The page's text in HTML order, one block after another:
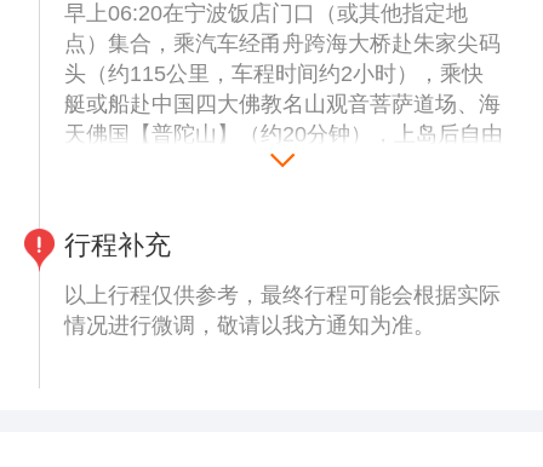
早上06:20在宁波饭店门口（或其他指定地
点）集合，乘汽车经甬舟跨海大桥赴朱家尖码
头（约115公里，车程时间约2小时），乘快
艇或船赴中国四大佛教名山观音菩萨道场、海
天佛国【普陀山】（约20分钟），上岛后自由
行，适时集合乘空调旅游车返回宁波结束愉快
行程补充
以上行程仅供参考，最终行程可能会根据实际
情况进行微调，敬请以我方通知为准。